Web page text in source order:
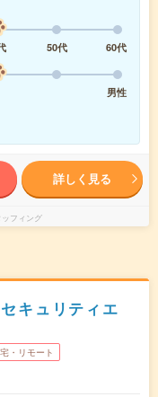
50代
60代
男性
詳しく見る
フィング
キュリティエ
・リモート